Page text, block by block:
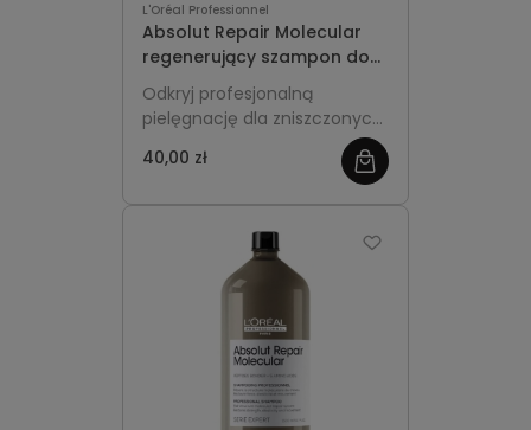
L'Oréal Professionnel
Absolut Repair Molecular
regenerujący szampon do
włosów zniszczonych 100ml
- L'Oréal Absolut Repair
Odkryj profesjonalną
pielęgnację dla zniszczonych
włosów. Szampon L'Oréal
Absolut Repair Molecular
wiązaniami peptydowymi
oraz pięcioma
aminokwasami. Skutecznie
oczyszcza, nawilża i naprawia
strukturę włosa, przywracając
mu miękkość i zdrowy
wygląd. Idealny dla włosów
wymagających intensywnej
40,00 zł